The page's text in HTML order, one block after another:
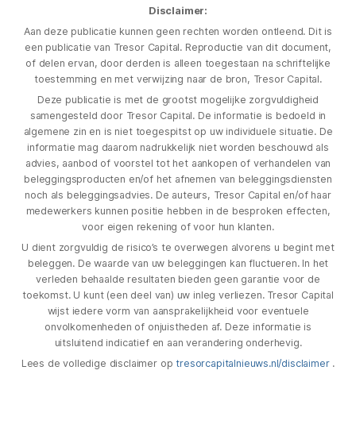
Disclaimer:
Aan deze publicatie kunnen geen rechten worden ontleend. Dit is
een publicatie van Tresor Capital. Reproductie van dit document,
of delen ervan, door derden is alleen toegestaan na schriftelijke
toestemming en met verwijzing naar de bron, Tresor Capital.
Deze publicatie is met de grootst mogelijke zorgvuldigheid
samengesteld door Tresor Capital. De informatie is bedoeld in
algemene zin en is niet toegespitst op uw individuele situatie. De
informatie mag daarom nadrukkelijk niet worden beschouwd als
advies, aanbod of voorstel tot het aankopen of verhandelen van
beleggingsproducten en/of het afnemen van beleggingsdiensten
noch als beleggingsadvies. De auteurs, Tresor Capital en/of haar
medewerkers kunnen positie hebben in de besproken effecten,
voor eigen rekening of voor hun klanten.
U dient zorgvuldig de risico’s te overwegen alvorens u begint met
beleggen. De waarde van uw beleggingen kan fluctueren. In het
verleden behaalde resultaten bieden geen garantie voor de
toekomst. U kunt (een deel van) uw inleg verliezen. Tresor Capital
wijst iedere vorm van aansprakelijkheid voor eventuele
onvolkomenheden of onjuistheden af. Deze informatie is
uitsluitend indicatief en aan verandering onderhevig.
Lees de volledige disclaimer optresorcapitalnieuws.nl/disclaimer .